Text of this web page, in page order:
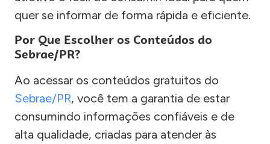
quer se informar de forma rápida e eficiente.
Por Que Escolher os Conteúdos do
Sebrae/PR?
Ao acessar os conteúdos gratuitos do
Sebrae/PR, você tem a garantia de estar
consumindo informações confiáveis e de
alta qualidade, criadas para atender às